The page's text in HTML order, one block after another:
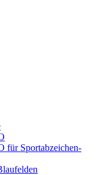
für Sportabzeichen-